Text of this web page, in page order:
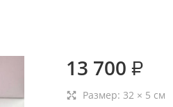
13 700 ₽
Размер: 32 × 5 см